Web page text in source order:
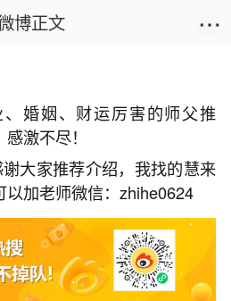
结婚是什么意思啊？
02 18:02:04 27 10 赞
博正文
婚姻、财运厉害的师父推
激不尽！
大家推荐介绍，我找的慧来
加老师微信：zhihe0624